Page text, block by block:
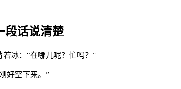
段话说清楚
冰：“在哪儿呢？忙吗？”
好空下来。”